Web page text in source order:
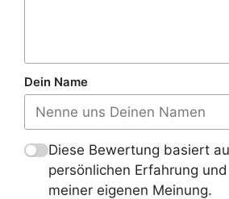
Dein Name
Diese Bewertung basiert
persönlichen Erfahrung
meiner eigenen Meinung.